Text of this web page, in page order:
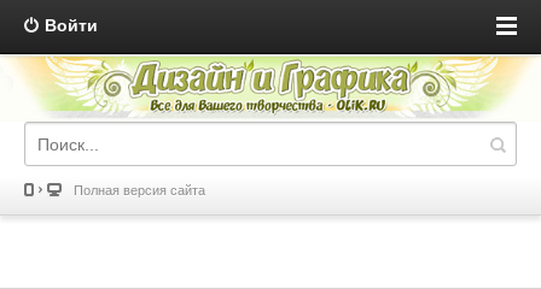
Войти
Полная версия сайта